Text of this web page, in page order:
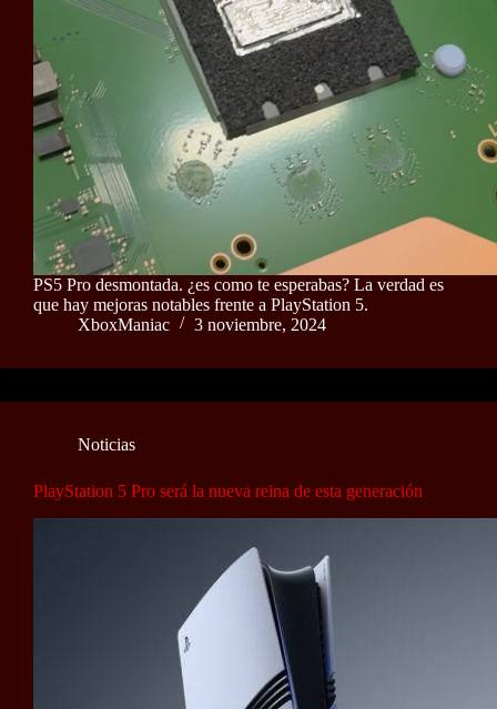
PS5 Pro desmontada. ¿es como te esperabas? La verdad es
que hay mejoras notables frente a PlayStation 5.
XboxManiac
3 noviembre, 2024
Noticias
PlayStation 5 Pro será la nueva reina de esta generación